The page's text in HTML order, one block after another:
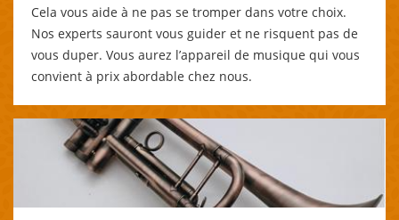
Cela vous aide à ne pas se tromper dans votre choix.
Nos experts sauront vous guider et ne risquent pas de
vous duper. Vous aurez l’appareil de musique qui vous
convient à prix abordable chez nous.